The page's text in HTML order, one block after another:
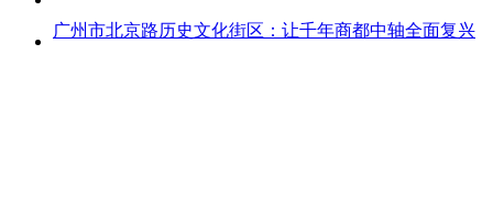
广州市北京路历史文化街区：让千年商都中轴全面复兴